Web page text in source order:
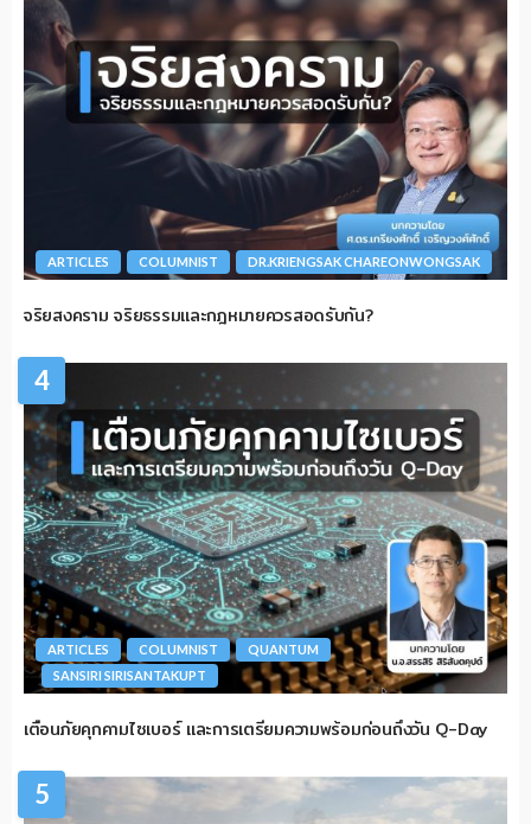
ARTICLES COLUMNIST DR.KRIENGSAK CHAREONWONGSAK
จริยสงคราม จริยธรรมและกฎหมายควรสอดรับกัน?
4
ARTICLES COLUMNIST
QUANTUM
SANSIRI SIRISANTAKUPT
เตือนภัยคุกคามไซเบอร์ และการเตรียมความพร้อมก่อนถึงวัน Q-Day
5